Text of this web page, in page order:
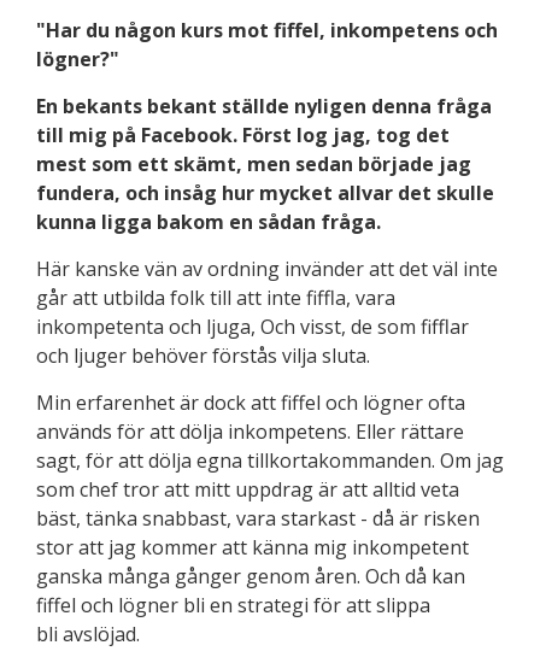
"Har du någon kurs mot fiffel, inkompetens och
lögner?"
En bekants bekant ställde nyligen denna fråga
till mig på Facebook. Först log jag, tog det
mest som ett skämt, men sedan började jag
fundera, och insåg hur mycket allvar det skulle
kunna ligga bakom en sådan fråga.
Här kanske vän av ordning invänder att det väl inte
går att utbilda folk till att inte fiffla, vara
inkompetenta och ljuga, Och visst, de som fifflar
och ljuger behöver förstås vilja sluta.
Min erfarenhet är dock att fiffel och lögner ofta
används för att dölja inkompetens. Eller rättare
sagt, för att dölja egna tillkortakommanden. Om jag
som chef tror att mitt uppdrag är att alltid veta
bäst, tänka snabbast, vara starkast - då är risken
stor att jag kommer att känna mig inkompetent
ganska många gånger genom åren. Och då kan
fiffel och lögner bli en strategi för att slippa
bli avslöjad.